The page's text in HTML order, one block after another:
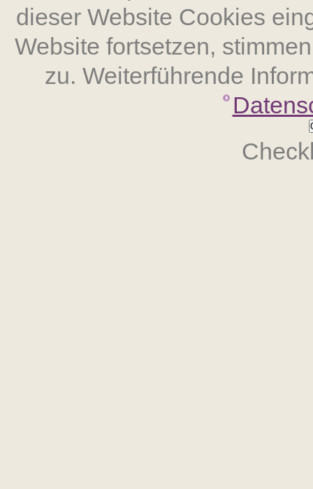
dieser Website Cookies
Website fort­setzen,
zu. Weiterführende